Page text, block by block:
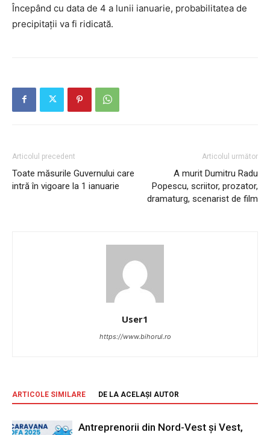
Începând cu data de 4 a lunii ianuarie, probabilitatea de
precipitații va fi ridicată.
Articolul precedent
Toate măsurile Guvernului care
intră în vigoare la 1 ianuarie
Articolul următor
A murit Dumitru Radu
Popescu, scriitor, prozator,
dramaturg, scenarist de film
User1
https://www.bihorul.ro
ARTICOLE SIMILARE DE LA ACELAȘI AUTOR
Antreprenorii din Nord-Vest și Vest,